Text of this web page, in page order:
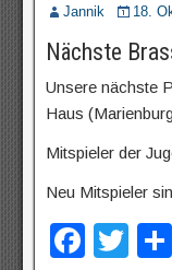
Jannik 18.
Nächste
Unsere nächste
Haus
Mitspieler der
Neu Mitspieler
F
T